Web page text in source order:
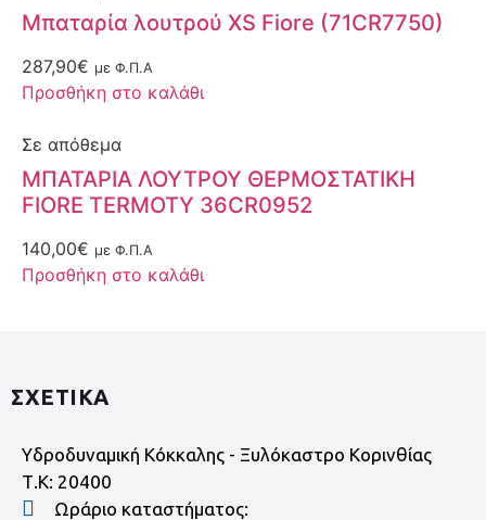
Μπαταρία λουτρού XS Fiore (71CR7750)
287,90€ με Φ.Π.Α
Προσθήκη στο καλάθι
Σε απόθεμα
ΜΠΑΤΑΡΙΑ ΛΟΥΤΡΟΥ ΘΕΡΜΟΣΤΑΤΙΚΗ
FIORE TERMOTY 36CR0952
140,00€ με Φ.Π.Α
Προσθήκη στο καλάθι
ΣΧΕΤΙΚΑ
Υδροδυναμική Κόκκαλης - Ξυλόκαστρο Κορινθίας
Τ.Κ: 20400
Ωράριο καταστήματος: